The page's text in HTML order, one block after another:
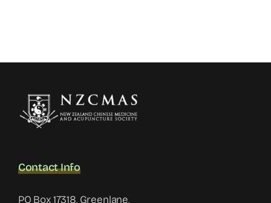
Contact Info
PO Box 17318, Greenlane,